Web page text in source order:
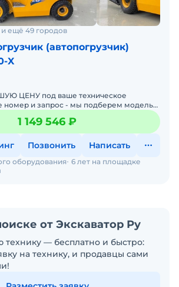
ещё 49 городов
(автопогрузчик)
X
ЦЕНУ под ваше техническое
1 149 546 ₽
Позвонить Написать
оборудования 6 лет на площадке
от Экскаватор Ру
технику — бесплатно и быстро:
на технику, и продавцы сами